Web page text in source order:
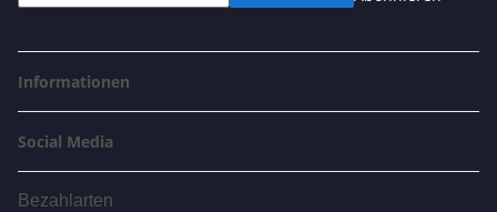
Informationen
Social Media
Bezahlarten